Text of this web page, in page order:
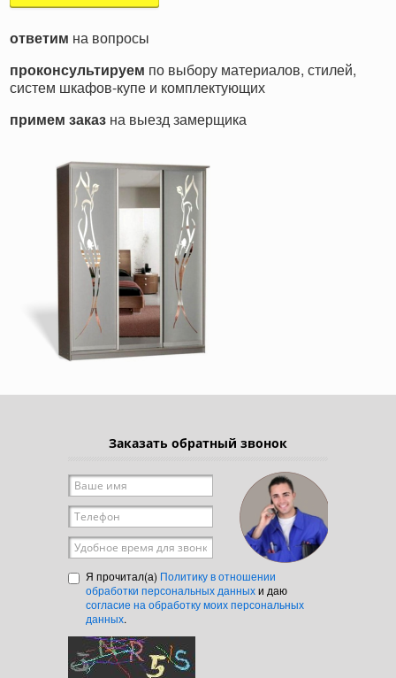
ответим на вопросы
проконсультируем по выбору материалов, стилей,
систем шкафов-купе и комплектующих
примем заказ на выезд замерщика
Заказать обратный звонок
Ваше имя
Телефон
Удобное время для звонка
Я прочитал(а) Политику в отношении
обработки персональных данныхи даю
согласие на обработку моих персональных
данных.